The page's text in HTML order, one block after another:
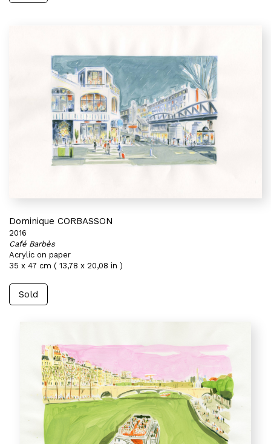
Dominique CORBASSON
2016
Café Barbès
Acrylic on paper
35 x 47 cm ( 13,78 x 20,08 in )
Sold